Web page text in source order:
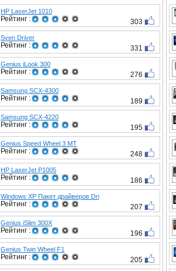
HP LaserJet 1010
Рейтинг : 303
Sven Driver
Рейтинг : 331
Genius iLook 300
Рейтинг : 276
Samsung SCX-4300
Рейтинг : 189
Samsung SCX-4220
Рейтинг : 195
Genius Speed Wheel 3 MT
Рейтинг : 248
HP LaserJet P1005
Рейтинг : 186
Windows XP Пакет драйверов Dri
Рейтинг : 207
Genius iSlim 300X
Рейтинг : 196
Genius Twin Wheel F1
Рейтинг : 205